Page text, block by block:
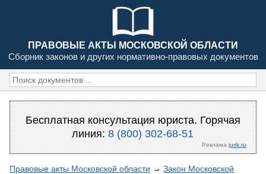
ПРАВОВЫЕ АКТЫ МОСКОВСКОЙ ОБЛАСТИ
Сборник законов и других нормативно-правовых документов
Бесплатная консультация юриста. Горячая
линия:8 (800) 302-68-51
Реклама jurik.ru
Правовые акты Московской области → Закон Московской